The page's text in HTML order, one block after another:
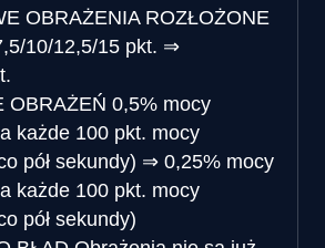
OBRAŻENIA ROZŁOŻONE
10/12,5/15 pkt. ⇒
OBRAŻEŃ 0,5% mocy
każde 100 pkt. mocy
pół sekundy) ⇒ 0,25% mocy
każde 100 pkt. mocy
pół sekundy)